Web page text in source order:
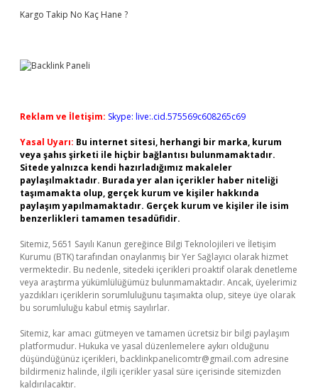
Kargo Takip No Kaç Hane ?
Reklam ve İletişim: Skype: live:.cid.575569c608265c69
Yasal Uyarı: Bu internet sitesi, herhangi bir marka, kurum
veya şahıs şirketi ile hiçbir bağlantısı bulunmamaktadır.
Sitede yalnızca kendi hazırladığımız makaleler
paylaşılmaktadır. Burada yer alan içerikler haber niteliği
taşımamakta olup, gerçek kurum ve kişiler hakkında
paylaşım yapılmamaktadır. Gerçek kurum ve kişiler ile isim
benzerlikleri tamamen tesadüfidir.
Sitemiz, 5651 Sayılı Kanun gereğince Bilgi Teknolojileri ve İletişim
Kurumu (BTK) tarafından onaylanmış bir Yer Sağlayıcı olarak hizmet
vermektedir. Bu nedenle, sitedeki içerikleri proaktif olarak denetleme
veya araştırma yükümlülüğümüz bulunmamaktadır. Ancak, üyelerimiz
yazdıkları içeriklerin sorumluluğunu taşımakta olup, siteye üye olarak
bu sorumluluğu kabul etmiş sayılırlar.
Sitemiz, kar amacı gütmeyen ve tamamen ücretsiz bir bilgi paylaşım
platformudur. Hukuka ve yasal düzenlemelere aykırı olduğunu
düşündüğünüz içerikleri, backlinkpanelicomtr@gmail.com adresine
bildirmeniz halinde, ilgili içerikler yasal süre içerisinde sitemizden
kaldırılacaktır.